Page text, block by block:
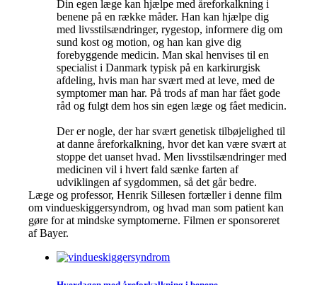
Din egen læge kan hjælpe med åreforkalkning i
benene på en række måder. Han kan hjælpe dig
med livsstilsændringer, rygestop, informere dig om
sund kost og motion, og han kan give dig
forebyggende medicin. Man skal henvises til en
specialist i Danmark typisk på en karkirurgisk
afdeling, hvis man har svært med at leve, med de
symptomer man har. På trods af man har fået gode
råd og fulgt dem hos sin egen læge og fået medicin.
Der er nogle, der har svært genetisk tilbøjelighed til
at danne åreforkalkning, hvor det kan være svært at
stoppe det uanset hvad. Men livsstilsændringer med
medicinen vil i hvert fald sænke farten af
udviklingen af sygdommen, så det går bedre.
Læge og professor, Henrik Sillesen fortæller i denne film
om vindueskiggersyndrom, og hvad man som patient kan
gøre for at mindske symptomerne. Filmen er sponsoreret
af Bayer.